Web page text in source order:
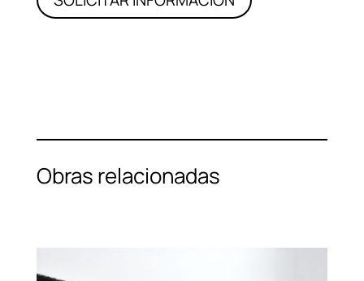
Obras relacionadas